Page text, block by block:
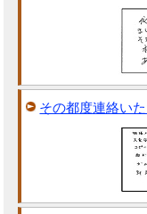
その都度連絡い